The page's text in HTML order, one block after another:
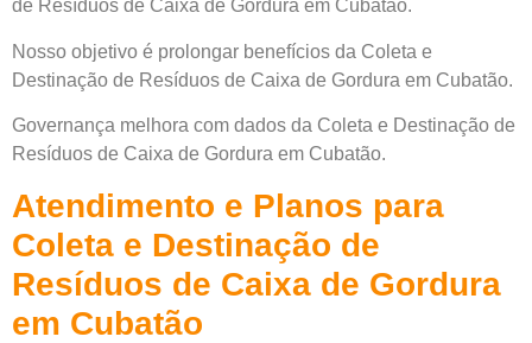
de Resíduos de Caixa de Gordura em Cubatão.
Nosso objetivo é prolongar benefícios da Coleta e
Destinação de Resíduos de Caixa de Gordura em Cubatão.
Governança melhora com dados da Coleta e Destinação de
Resíduos de Caixa de Gordura em Cubatão.
Atendimento e Planos para
Coleta e Destinação de
Resíduos de Caixa de Gordura
em Cubatão